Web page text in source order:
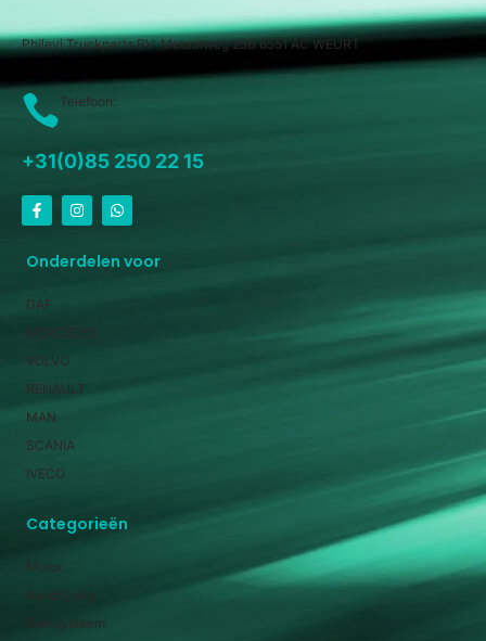
Philevi Truckparts BV Metaalweg 25B 6551 AC WEURT
Telefoon:
+31(0)85 250 22 15
Onderdelen voor
DAF
MERCEDES
VOLVO
RENAULT
MAN
SCANIA
IVECO
Categorieën
Motor
Aandrijving
Remsysteem